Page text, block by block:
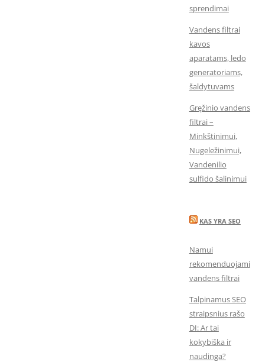
sprendimai
Vandens filtrai
kavos
aparatams, ledo
generatoriams,
šaldytuvams
Gręžinio vandens
filtrai –
Minkštinimui,
Nugeležinimui,
Vandenilio
sulfido šalinimui
KAS YRA SEO
Namui
rekomenduojami
vandens filtrai
Talpinamus SEO
straipsnius rašo
DI: Ar tai
kokybiška ir
naudinga?